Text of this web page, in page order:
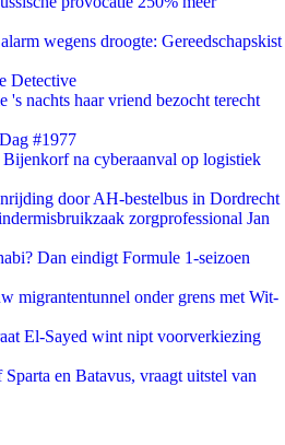
wegens droogte: Gereedschapskist
Detective
's nachts haar vriend bezocht terecht
#1977
na cyberaanval op logistiek
door AH-bestelbus in Dordrecht
zorgprofessional Jan
Dan eindigt Formule 1-seizoen
migrantentunnel onder grens met Wit-
El-Sayed wint nipt voorverkiezing
en Batavus, vraagt uitstel van